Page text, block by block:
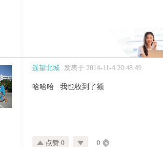
遥望北城 发表于 2014-11-4 20:48:49
哈哈哈 我也收到了额
点赞 0 0